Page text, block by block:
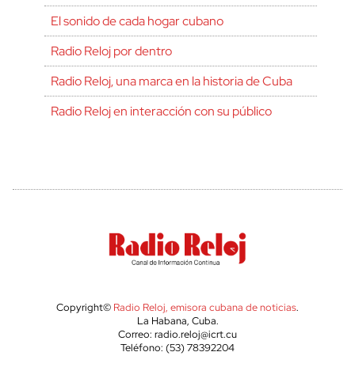
El sonido de cada hogar cubano
Radio Reloj por dentro
Radio Reloj, una marca en la historia de Cuba
Radio Reloj en interacción con su público
Copyright© Radio Reloj, emisora cubana de noticias.
La Habana, Cuba.
Correo: radio.reloj@icrt.cu
Teléfono: (53) 78392204